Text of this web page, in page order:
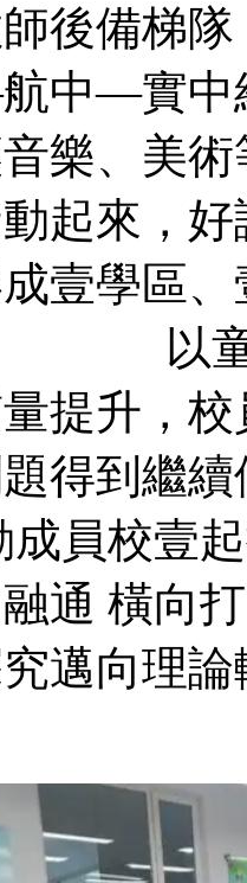
後備梯
—航中—
樂、美
起來，
壹學區
以童心
提升，
得到繼
壹起提
通 橫向
邁向理